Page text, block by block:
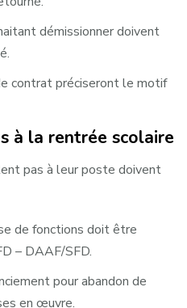
démissionner doivent
contrat préciseront le motif
à la rentrée scolaire
pas à leur poste doivent
de fonctions doit être
– DAAF/SFD.
pour abandon de
en œuvre.